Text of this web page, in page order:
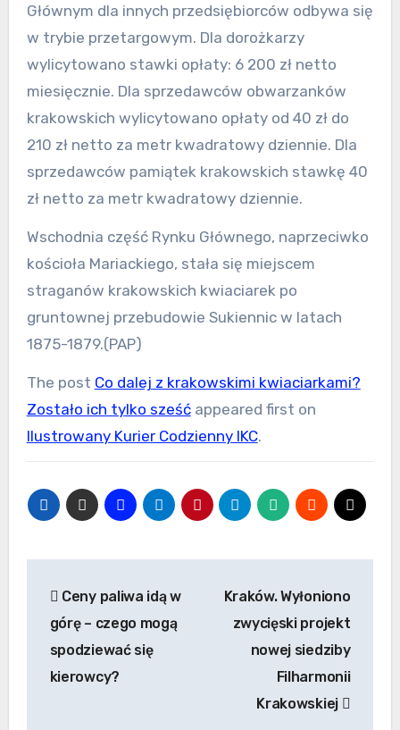
Głównym dla innych przedsiębiorców odbywa się
w trybie przetargowym. Dla dorożkarzy
wylicytowano stawki opłaty: 6 200 zł netto
miesięcznie. Dla sprzedawców obwarzanków
krakowskich wylicytowano opłaty od 40 zł do
210 zł netto za metr kwadratowy dziennie. Dla
sprzedawców pamiątek krakowskich stawkę 40
zł netto za metr kwadratowy dziennie.
Wschodnia część Rynku Głównego, naprzeciwko
kościoła Mariackiego, stała się miejscem
straganów krakowskich kwiaciarek po
gruntownej przebudowie Sukiennic w latach
1875-1879.(PAP)
The post Co dalej z krakowskimi kwiaciarkami?
Zostało ich tylko sześćappeared first on
Ilustrowany Kurier Codzienny IKC.
wpisu
Ceny paliwa idą w
górę – czego mogą
spodziewać się
kierowcy?
Kraków. Wyłoniono
zwycięski projekt
nowej siedziby
Filharmonii
Krakowskiej